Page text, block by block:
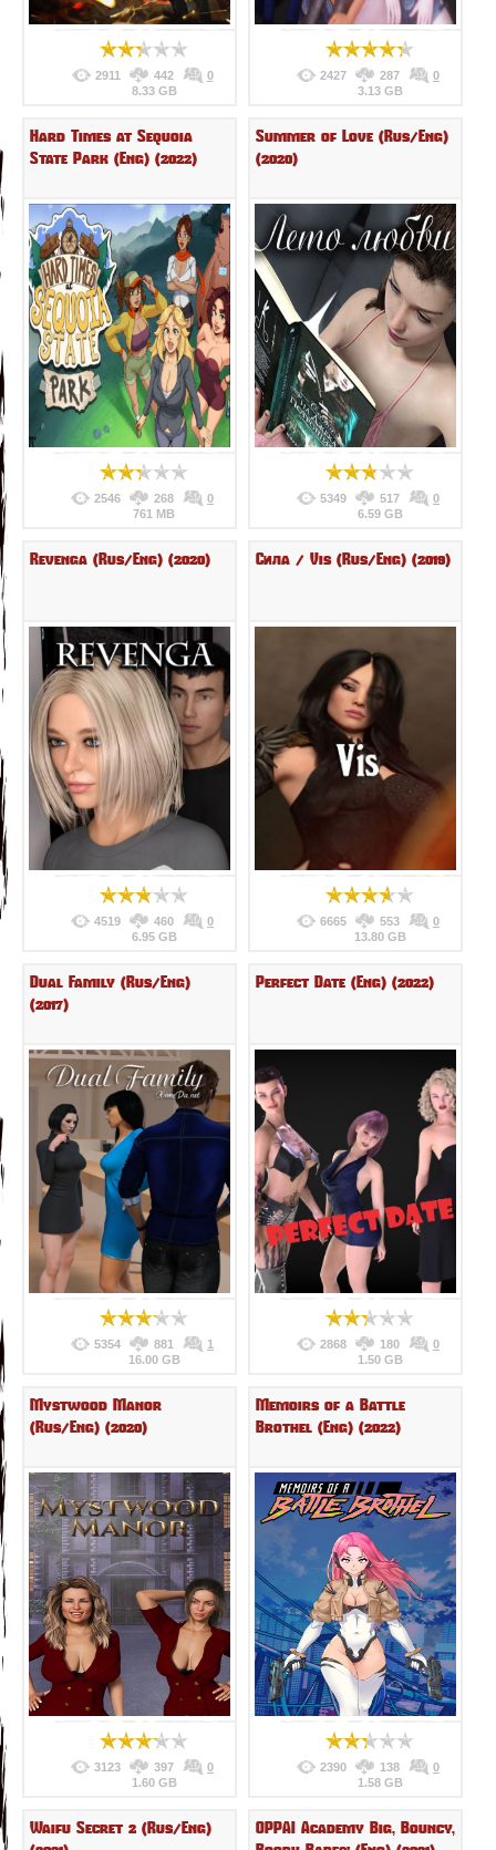
2911 442
0
8.33 GB
2427 287
0
3.13 GB
Hard Times at Sequoia
State Park (Eng) (2022)
2546 268
0
761 MB
Summer of Love (Rus/Eng)
(2020)
5349 517
0
6.59 GB
Revenga (Rus/Eng) (2020)
4519 460
0
6.95 GB
Сила / Vis (Rus/Eng) (2019)
6665 553
0
13.80 GB
Dual Family (Rus/Eng)
(2017)
5354 881
1
16.00 GB
Perfect Date (Eng) (2022)
2868 180
0
1.50 GB
Mystwood Manor
(Rus/Eng) (2020)
3123 397
0
1.60 GB
Memoirs of a Battle
Brothel (Eng) (2022)
2390 138
0
1.58 GB
Waifu Secret 2 (Rus/Eng)
OPPAI Academy Big, Bouncy,